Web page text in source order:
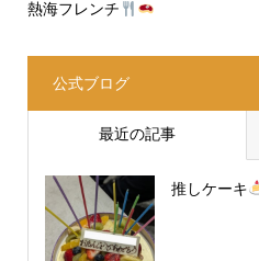
熱海フレンチ
公式ブログ
最近の記事
推しケーキ